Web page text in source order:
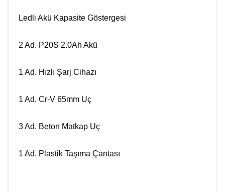
Ledli Akü Kapasite Göstergesi
2 Ad. P20S 2.0Ah Akü
1 Ad. Hızlı Şarj Cihazı
1 Ad. Cr-V 65mm Uç
3 Ad. Beton Matkap Uç
1 Ad. Plastik Taşıma Çantası